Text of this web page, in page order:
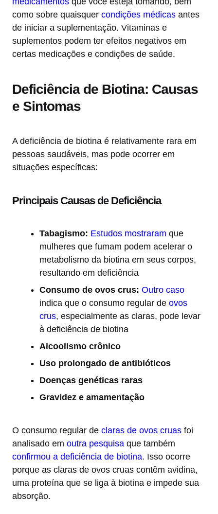
como sobre quaisquer condições médicas antes
de iniciar a suplementação. Vitaminas e
suplementos podem ter efeitos negativos em
certas medicações e condições de saúde.
Deficiência de Biotina: Causas
e Sintomas
A deficiência de biotina é relativamente rara em
pessoas saudáveis, mas pode ocorrer em
situações específicas:
Principais Causas de Deficiência
Tabagismo: Estudos mostraram que
mulheres que fumam podem acelerar o
metabolismo da biotina em seus corpos,
resultando em deficiência
Consumo de ovos crus: Outro caso
indica que o consumo regular de ovos
crus, especialmente as claras, pode levar
à deficiência de biotina
Alcoolismo crônico
Uso prolongado de antibióticos
Doenças genéticas raras
Gravidez e amamentação
O consumo regular de claras de ovos cruas foi
analisado em outra pesquisa que também
confirmou a deficiência de biotina. Isso ocorre
porque as claras de ovos cruas contêm avidina,
uma proteína que se liga à biotina e impede sua
absorção.